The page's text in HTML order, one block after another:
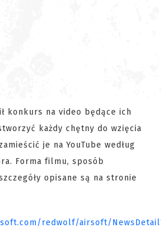
konkurs na video będące ich
każdy chętny do wzięcia
je na YouTube według
Forma filmu, sposób
opisane są na stronie
redwolf/airsoft/